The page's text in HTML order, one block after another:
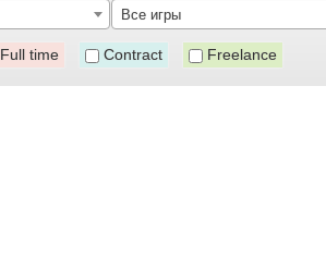
Все игры
Full time Contract Freelance